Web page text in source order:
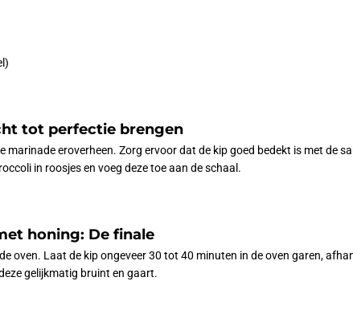
tot perfectie brengen
marinade eroverheen. Zorg ervoor dat de kip goed bedekt is met de
in roosjes en voeg deze toe aan de schaal.
honing: De finale
oven. Laat de kip ongeveer 30 tot 40 minuten in de oven garen,
gelijkmatig bruint en gaart.